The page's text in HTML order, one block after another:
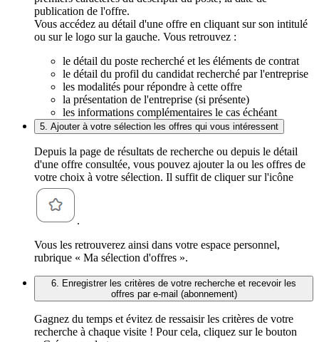
publication de l'offre.
Vous accédez au détail d'une offre en cliquant sur son intitulé
ou sur le logo sur la gauche. Vous retrouvez :
le détail du poste recherché et les éléments de contrat
le détail du profil du candidat recherché par l'entreprise
les modalités pour répondre à cette offre
la présentation de l'entreprise (si présente)
les informations complémentaires le cas échéant
5. Ajouter à votre sélection les offres qui vous intéressent
Depuis la page de résultats de recherche ou depuis le détail
d'une offre consultée, vous pouvez ajouter la ou les offres de
votre choix à votre sélection. Il suffit de cliquer sur l'icône
.
Vous les retrouverez ainsi dans votre espace personnel,
rubrique « Ma sélection d'offres ».
6. Enregistrer les critères de votre recherche et recevoir les
offres par e-mail (abonnement)
Gagnez du temps et évitez de ressaisir les critères de votre
recherche à chaque visite ! Pour cela, cliquez sur le bouton